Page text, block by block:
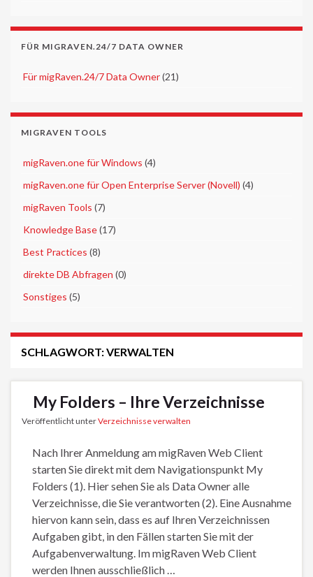
FÜR MIGRAVEN.24/7 DATA OWNER
Für migRaven.24/7 Data Owner(21)
MIGRAVEN TOOLS
migRaven.one für Windows (4)
migRaven.one für Open Enterprise Server (Novell) (4)
migRaven Tools (7)
Knowledge Base(17)
Best Practices (8)
direkte DB Abfragen (0)
Sonstiges (5)
SCHLAGWORT:VERWALTEN
My Folders – Ihre Verzeichnisse
Veröffentlicht unterVerzeichnisse verwalten
Nach Ihrer Anmeldung am migRaven Web Client
starten Sie direkt mit dem Navigationspunkt My
Folders (1). Hier sehen Sie als Data Owner alle
Verzeichnisse, die Sie verantworten (2). Eine Ausnahme
hiervon kann sein, dass es auf Ihren Verzeichnissen
Aufgaben gibt, in den Fällen starten Sie mit der
Aufgabenverwaltung. Im migRaven Web Client
werden Ihnen ausschließlich …